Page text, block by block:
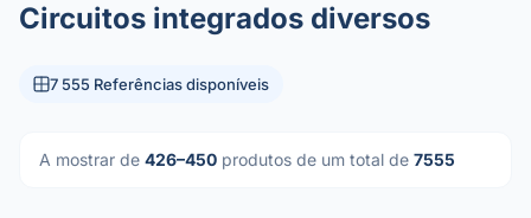
Circuitos integrados diversos
7 555 Referências disponíveis
A mostrar de 426–450 produtos de um total de 7555